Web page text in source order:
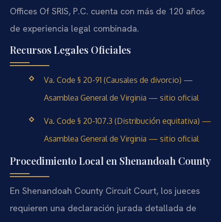
Offices Of SRIS, P.C. cuenta con más de 120 años
de experiencia legal combinada.
Recursos Legales Oficiales
Va. Code § 20-91 (Causales de divorcio) —
Asamblea General de Virginia — sitio oficial
Va. Code § 20-107.3 (Distribución equitativa) —
Asamblea General de Virginia — sitio oficial
Procedimiento Local en Shenandoah County
En Shenandoah County Circuit Court, los jueces
requieren una declaración jurada detallada de